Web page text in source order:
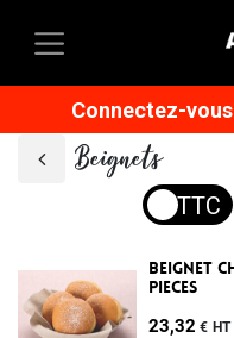
Connectez-
Beignets
Beignet
Pieces
23,32 € HT